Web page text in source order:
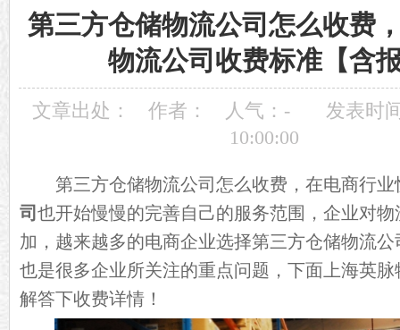
第三方仓储物流公司怎么收费
物流公司收费标准【含
文章出处： 作者： 人气： -
发表时
10:00:00
第三方仓储物流公司怎么收费，在电商行业
司 也开始慢慢的完善自己的服务范围，企业对
加，越来越多的电商企业选择第三方仓储物流
也是很多企业所关注的重点问题，下面上海英
解答下收费详情！